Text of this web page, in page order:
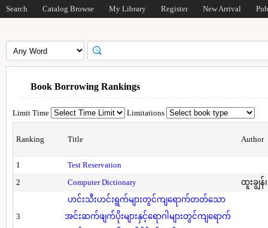
Search Catalog Browse My Library Register New Arrival
Book Borrowing Rankings
Limit Time Limitations
Ranking Title Author
1
Test Reservation
2
Computer Dictionary ထူးချွန်
3
ဟင်းသီးဟင်းရွက်များတွင်ကျရောက်တတ်သော
အင်းဆက်ဖျက်ပိုးများနှင့်ရောဂါများတွင်ကျရောက်